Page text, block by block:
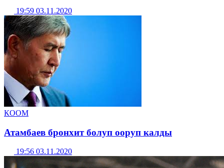
19:59 03.11.2020
КООМ
Атамбаев бронхит болуп ооруп калды
19:56 03.11.2020